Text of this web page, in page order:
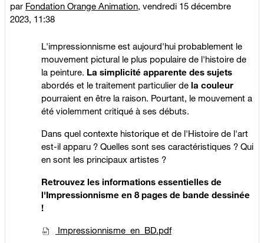
par Fondation Orange Animation, vendredi 15 décembre
2023, 11:38
L'impressionnisme est aujourd'hui probablement le
mouvement pictural le plus populaire de l'histoire de
la peinture. La simplicité apparente des sujets
abordés et le traitement particulier de la couleur
pourraient en être la raison. Pourtant, le mouvement a
été violemment critiqué à ses débuts.
Dans quel contexte historique et de l'Histoire de l'art
est-il apparu ? Quelles sont ses caractéristiques ? Qui
en sont les principaux artistes ?
Retrouvez les informations essentielles de
l'Impressionnisme en 8 pages de bande dessinée
!
Impressionnisme_en_BD.pdf